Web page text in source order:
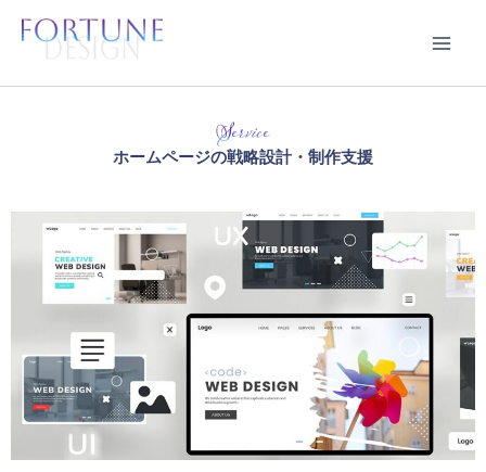
ス
ホームページの戦略設計・制作支援